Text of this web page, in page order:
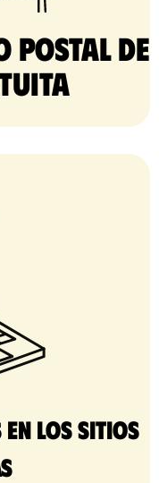
postal de
en los sitios